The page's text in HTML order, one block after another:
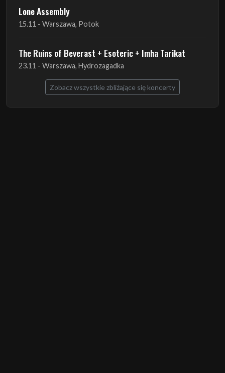
Lone Assembly
15.11 - Warszawa, Potok
The Ruins of Beverast + Esoteric + Imha Tarikat
23.11 - Warszawa, Hydrozagadka
Zobacz wszystkie zbliżające się koncerty